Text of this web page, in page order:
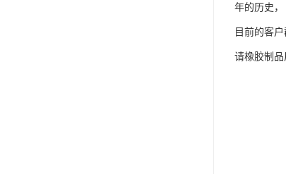
年的历史，
目前的客
请橡胶制品